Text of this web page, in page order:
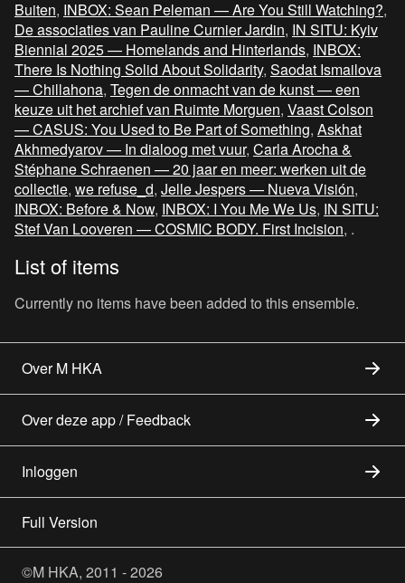
Buiten, INBOX: Sean Peleman — Are You Still Watching?,
De associaties van Pauline Curnier Jardin, IN SITU: Kyiv
Biennial 2025 — Homelands and Hinterlands, INBOX:
There Is Nothing Solid About Solidarity, Saodat Ismailova
— Chillahona, Tegen de onmacht van de kunst — een
keuze uit het archief van Ruimte Morguen, Vaast Colson
— CASUS: You Used to Be Part of Something, Askhat
Akhmedyarov — In dialoog met vuur, Carla Arocha &
Stéphane Schraenen — 20 jaar en meer: werken uit de
collectie, we refuse_d, Jelle Jespers — Nueva Visión,
INBOX: Before & Now, INBOX: I You Me We Us, IN SITU:
Stef Van Looveren — COSMIC BODY. First Incision, .
List of items
Currently no items have been added to this ensemble.
Over M HKA
Over deze app / Feedback
Inloggen
Full Version
©M HKA, 2011 - 2026